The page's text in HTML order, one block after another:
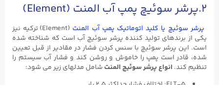
۲.پرشر سوئیچ پمپ آب المنت (Element)
پرشر سوئیچ یا کلید اتوماتیک پمپ آب المنت
(Element) ترکیه نیز
یکی از برندهای تولید کننده پرشر سوئیچ آب است که شناخته شده
است. این پرشر سوئیچ با سنس کردن فشار در مقادیر از قبل تعیین
شده، قادر است پمپ را خاموش و روشن کند و فشار آب سیستم را
تنظیم کند. انواع پرشر سوئیچ المنت شامل مدلهای زیر می شود: